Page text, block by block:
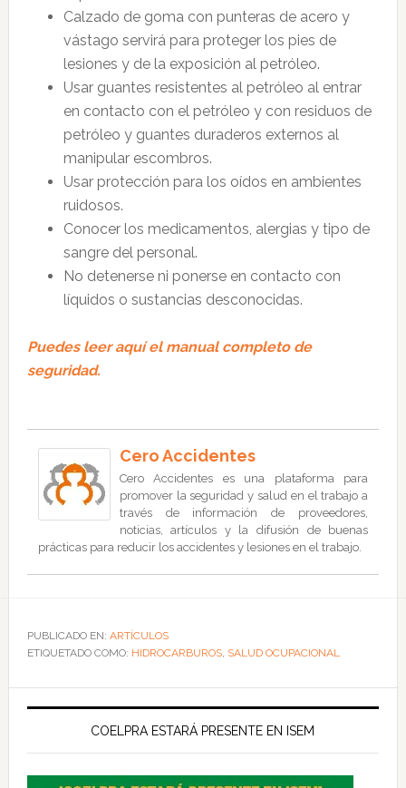
Calzado de goma con punteras de acero y
vástago servirá para proteger los pies de
lesiones y de la exposición al petróleo.
Usar guantes resistentes al petróleo al entrar
en contacto con el petróleo y con residuos de
petróleo y guantes duraderos externos al
manipular escombros.
Usar protección para los oídos en ambientes
ruidosos.
Conocer los medicamentos, alergias y tipo de
sangre del personal.
No detenerse ni ponerse en contacto con
líquidos o sustancias desconocidas.
Puedes leer aquí el manual completo de
seguridad.
Cero Accidentes
Cero Accidentes es una plataforma para
promover la seguridad y salud en el trabajo a
través de información de proveedores,
noticias, artículos y la difusión de buenas
prácticas para reducir los accidentes y lesiones en el trabajo.
PUBLICADO EN: ARTÍCULOS
ETIQUETADO COMO: HIDROCARBUROS, SALUD OCUPACIONAL
COELPRA ESTARÁ PRESENTE EN ISEM